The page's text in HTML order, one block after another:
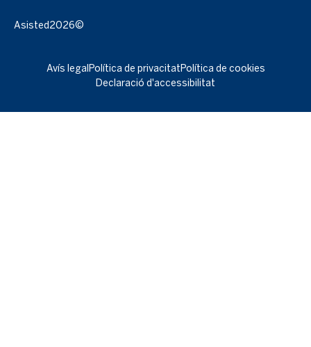
Asisted2026©
Avís legal Política de privacitat Política de cookies
Declaració d'accessibilitat